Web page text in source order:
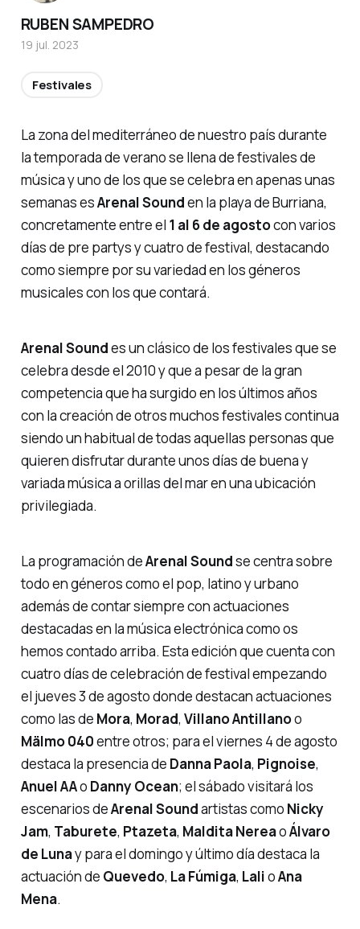
La zona del mediterráneo de nuestro país durante
la temporada de verano se llena de festivales de
música y uno de los que se celebra en apenas unas
semanas esArenal Sounden la playa de Burriana,
concretamente entre el 1 al 6 de agostocon varios
días de pre partysy cuatro de festival, destacando
como siempre por su variedad en los géneros
musicales con los que contará.
Arenal Soundes un clásico de los festivales que se
celebra desde el 2010 y que a pesar de la gran
competencia que ha surgido en los últimos años
con la creación de otros muchos festivales continua
siendo un habitual de todas aquellas personas que
quieren disfrutar durante unos días de buena y
variada música a orillas del mar en una ubicación
privilegiada.
La programación deArenal Soundse centra sobre
todo en géneros como el pop, latinoyurbano
además de contar siempre con actuaciones
destacadas en la música electrónica como os
hemos contado arriba. Esta edición que cuenta con
cuatro días de celebración de festival empezando
el jueves 3 de agosto donde destacan actuaciones
como las de Mora, Morad, Villano Antillanoo
Mälmo 040entre otros; para el viernes 4 de agosto
destaca la presencia de Danna Paola, Pignoise,
Anuel AAo Danny Ocean; el sábado visitará los
escenarios deArenal Soundartistas como Nicky
Jam, Taburete, Ptazeta, Maldita NereaoÁlvaro
de Lunay para el domingo y último día destaca la
actuación de Quevedo, La Fúmiga, LalioAna
Mena.
RUBEN SAMPEDRO
19 jul. 2023
Festivales